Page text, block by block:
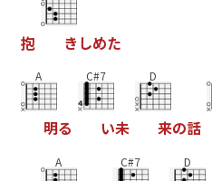
抱 き しめた
A
明る
C#7
い未
D
来の話
A C#7 D